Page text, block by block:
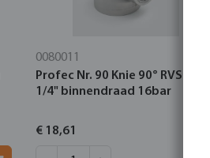
0080011
Profec Nr. 90 Knie 90° RVS 316 1
1/4" binnendraad 16bar
€ 18,61